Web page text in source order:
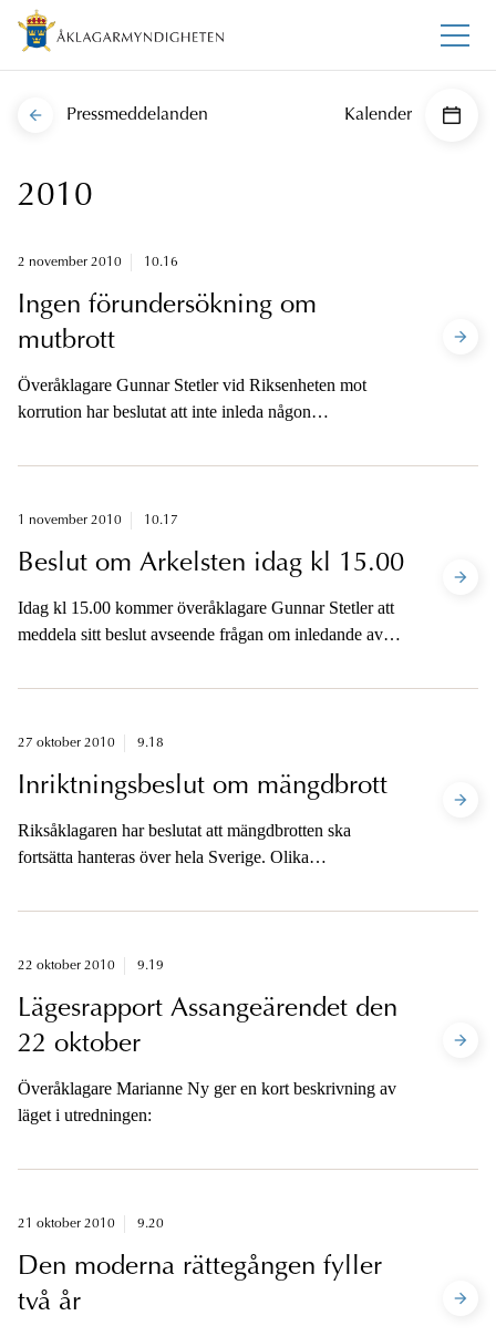
Pressmeddelanden Kalender
2010
2 november 2010 10.16
Ingen förundersökning om
mutbrott
Överåklagare Gunnar Stetler vid Riksenheten mot
korrution har beslutat att inte inleda någon
erbjudits resor m.m. av två enskilda företag och
1 november 2010 10.17
Beslut om Arkelsten idag kl 15.00
Idag kl 15.00 kommer överåklagare Gunnar Stetler att
meddela sitt beslut avseende frågan om inledande av
Sofia Arkelstens resor och lån av bil.
27 oktober 2010 9.18
Inriktningsbeslut om mängdbrott
Riksåklagaren har beslutat att mängdbrotten ska
fortsätta hanteras över hela Sverige. Olika
22 oktober 2010 9.19
Lägesrapport Assangeärendet den
22 oktober
Överåklagare Marianne Ny ger en kort beskrivning av
läget i utredningen:
21 oktober 2010 9.20
Den moderna rättegången fyller
två år